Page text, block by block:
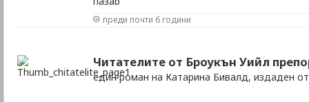
преди почти 6 години
Читателите от Броукън Уийл
един роман на Катарина Бивалд, издаден